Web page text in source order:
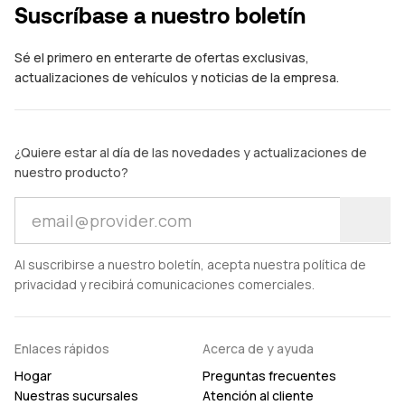
Suscríbase a nuestro boletín
Sé el primero en enterarte de ofertas exclusivas,
actualizaciones de vehículos y noticias de la empresa.
¿Quiere estar al día de las novedades y actualizaciones de
nuestro producto?
Al suscribirse a nuestro boletín, acepta nuestra política de
privacidad y recibirá comunicaciones comerciales.
Enlaces rápidos
Hogar
Nuestras sucursales
Acerca de y ayuda
Preguntas frecuentes
Atención al cliente